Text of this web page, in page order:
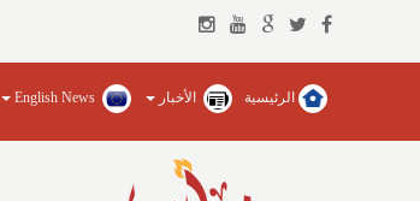
الرئيسية الأخبار English News